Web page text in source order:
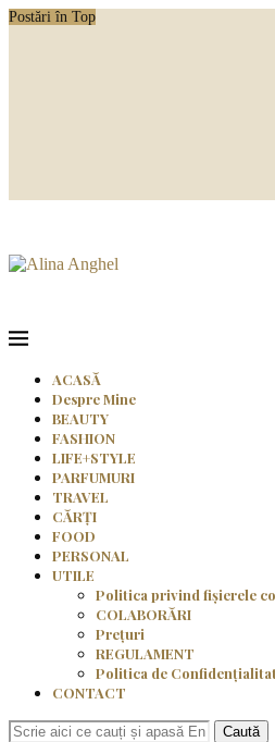
Postări în Top
ACASĂ
Despre Mine
BEAUTY
FASHION
LIFE+STYLE
PARFUMURI
TRAVEL
CĂRȚI
FOOD
PERSONAL
UTILE
Politica privind fișierele
COLABORĂRI
Prețuri
REGULAMENT
Politica de
CONTACT
Caută